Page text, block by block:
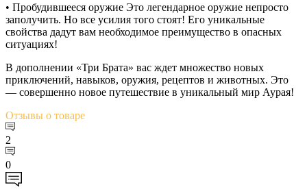
• Пробудившееся оружие Это легендарное оружие непросто
заполучить. Но все усилия того стоят! Его уникальные
свойства дадут вам необходимое преимущество в опасных
ситуациях!
В дополнении «Три Брата» вас ждет множество новых
приключений, навыков, оружия, рецептов и животных. Это
— совершенно новое путешествие в уникальный мир Аурая!
Отзывы о товаре
2
0